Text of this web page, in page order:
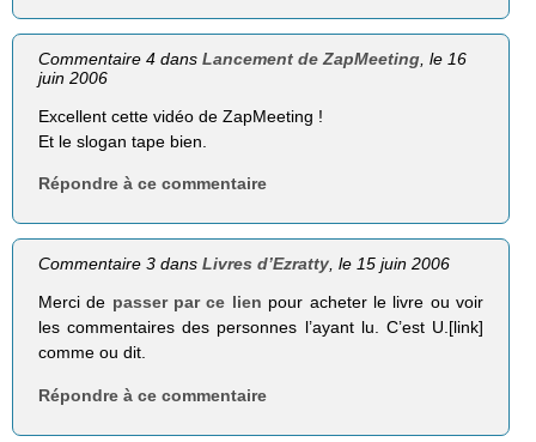
Commentaire 4 dansLancement de ZapMeeting , le 16
juin 2006
Excellent cette vidéo de ZapMeeting !
Et le slogan tape bien.
Répondre à ce commentaire
Commentaire 3 dansLivres d’Ezratty, le 15 juin 2006
Merci de passer par ce lien pour acheter le livre ou voir
les commentaires des personnes l’ayant lu. C’est U.[link]
comme ou dit.
Répondre à ce commentaire